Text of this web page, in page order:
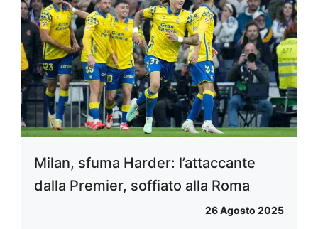
Milan, sfuma Harder: l’attaccante
dalla Premier, soffiato alla Roma
26 Agosto 2025